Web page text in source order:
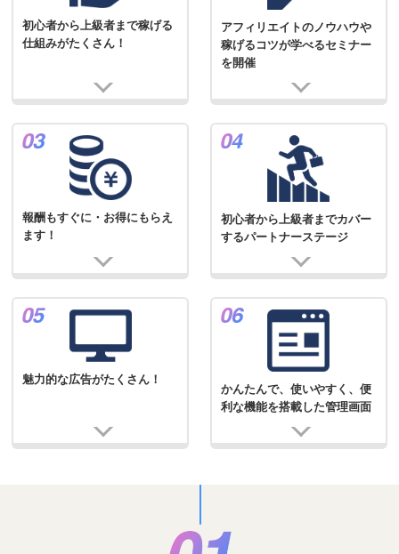
初心者から上級者まで稼げる
仕組みがたくさん！
アフィリエイトのノウハウや
稼げるコツが学べるセミナー
を開催
報酬もすぐに・お得にもらえ
ます！
初心者から上級者までカバー
するパートナーステージ
魅力的な広告がたくさん！
かんたんで、使いやすく、便
利な機能を搭載した管理画面